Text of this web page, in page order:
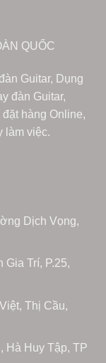
QUỐC
Guitar, Dụng
đàn Guitar,
hàng Online,
làm việc.
Dịch Vọng,
Trí, P.25,
Thị Cầu,
Hà Huy Tập, TP